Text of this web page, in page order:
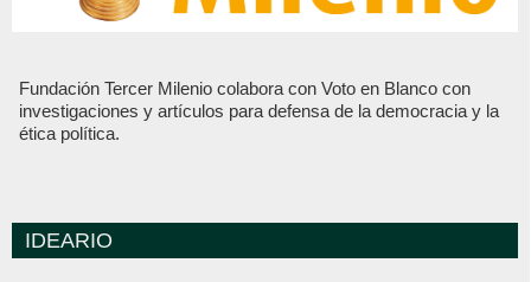
Fundación Tercer Milenio colabora con Voto en Blanco con
investigaciones y artículos para defensa de la democracia y la
ética política.
IDEARIO